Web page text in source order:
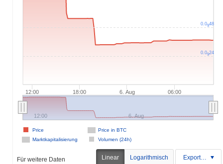
12:00 18:00 6. Aug 06:00
Price in BTC
Marktkapitalisierung
Volumen (24h)
Price
12:00 6. Aug
0.0924
0.0948
Für weitere Daten
Linear Logarithmisch Exportieren